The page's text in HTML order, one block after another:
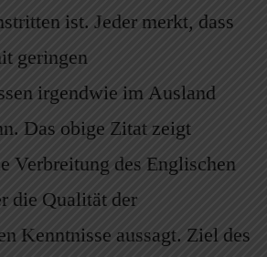
ist. Jeder merkt, dass
geringen
irgendwie im Ausland
Das obige Zitat zeigt
Verbreitung des Englischen
die Qualität der
Kenntnisse aussagt. Ziel des